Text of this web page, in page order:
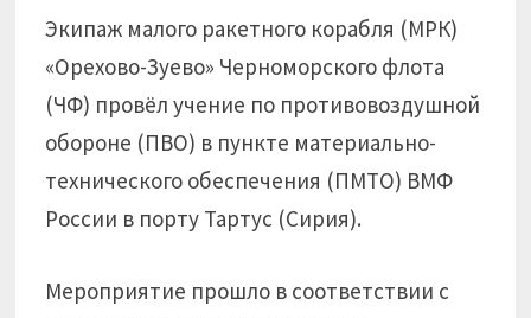
Экипаж малого ракетного корабля (МРК)
«Орехово-Зуево» Черноморского флота
(ЧФ) провёл учение по противовоздушной
обороне (ПВО) в пункте материально-
технического обеспечения (ПМТО) ВМФ
России в порту Тартус (Сирия).
Мероприятие прошло в соответствии с